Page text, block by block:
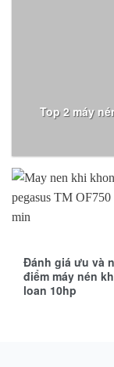
Top 2 máy
Đánh giá ưu và
điểm máy nén
loan 10hp